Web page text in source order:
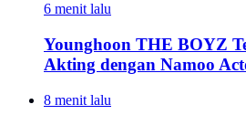
6 menit lalu
Younghoon THE BOYZ
Akting dengan Namoo
8 menit lalu